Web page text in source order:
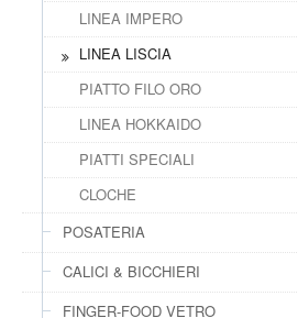
FAQs
LOGIN
REGISTRATI
LINEA IMPERO
LINEA LISCIA
PIATTO FILO ORO
LINEA HOKKAIDO
PIATTI SPECIALI
CLOCHE
POSATERIA
CALICI & BICCHIERI
FINGER-FOOD VETRO